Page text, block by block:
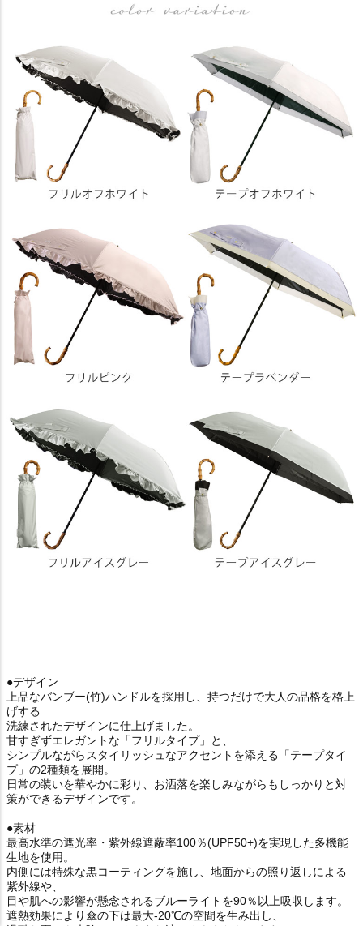
●デザイン
上品なバンブー(竹)ハンドルを採用し、持つだけで大人の品格を格上
げする
洗練されたデザインに仕上げました。
甘すぎずエレガントな「フリルタイプ」と、
シンプルながらスタイリッシュなアクセントを添える「テープタイ
プ」の2種類を展開。
日常の装いを華やかに彩り、お洒落を楽しみながらもしっかりと対
策ができるデザインです。
●素材
最高水準の遮光率・紫外線遮蔽率100％(UPF50+)を実現した多機能
生地を使用。
内側には特殊な黒コーティングを施し、地面からの照り返しによる
紫外線や、
目や肌への影響が懸念されるブルーライトを90％以上吸収します。
遮熱効果により傘の下は最大-20℃の空間を生み出し、